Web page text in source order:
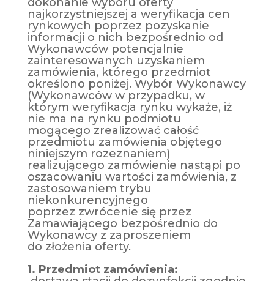
najkorzystniejszej a weryfikacja cen
rynkowych poprzez pozyskanie
informacji o nich bezpośrednio od
Wykonawców potencjalnie
zainteresowanych uzyskaniem
zamówienia, którego przedmiot
określono poniżej. Wybór Wykonawcy
(Wykonawców w przypadku, w
którym weryfikacja rynku wykaże, iż
nie ma na rynku podmiotu
mogącego zrealizować całość
przedmiotu zamówienia objętego
niniejszym rozeznaniem)
realizującego zamówienie nastąpi po
oszacowaniu wartości zamówienia, z
zastosowaniem trybu
niekonkurencyjnego
poprzez zwrócenie się przez
Zamawiającego bezpośrednio do
Wykonawcy z zaproszeniem
do złożenia oferty.
1. Przedmiot zamówienia: